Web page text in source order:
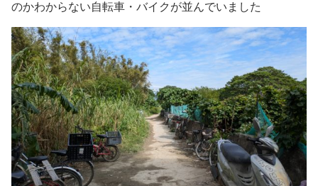
のかわからない自転車・バイクが並んでいました